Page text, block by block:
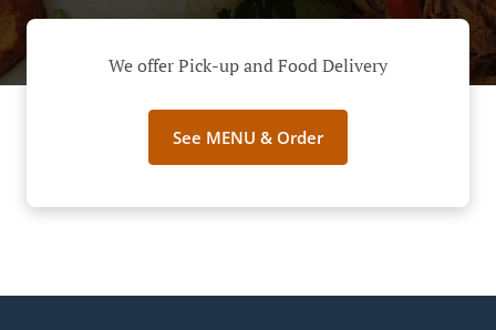
We offer Pick-up and Food Delivery
See MENU & Order